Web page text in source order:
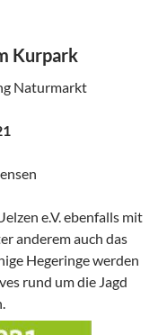
Kurpark
Naturmarkt
e.V. ebenfalls mit
anderem auch das
Hegeringe werden
rund um die Jagd